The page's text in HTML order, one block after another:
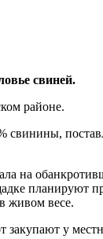
свиней.
районе.
свинины,
на
планируют
живом весе.
у